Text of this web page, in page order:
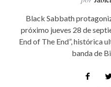
Black Sabbath
próximo jueves 28 de
End of The End”, histórica
banda de